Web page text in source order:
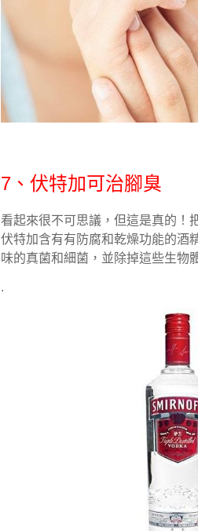
7、伏特加可治腳臭
看起來很不可思議，但這是真的！
伏特加含有有防腐和乾燥功能的酒
味的真菌和細菌，並除掉這些生物
.